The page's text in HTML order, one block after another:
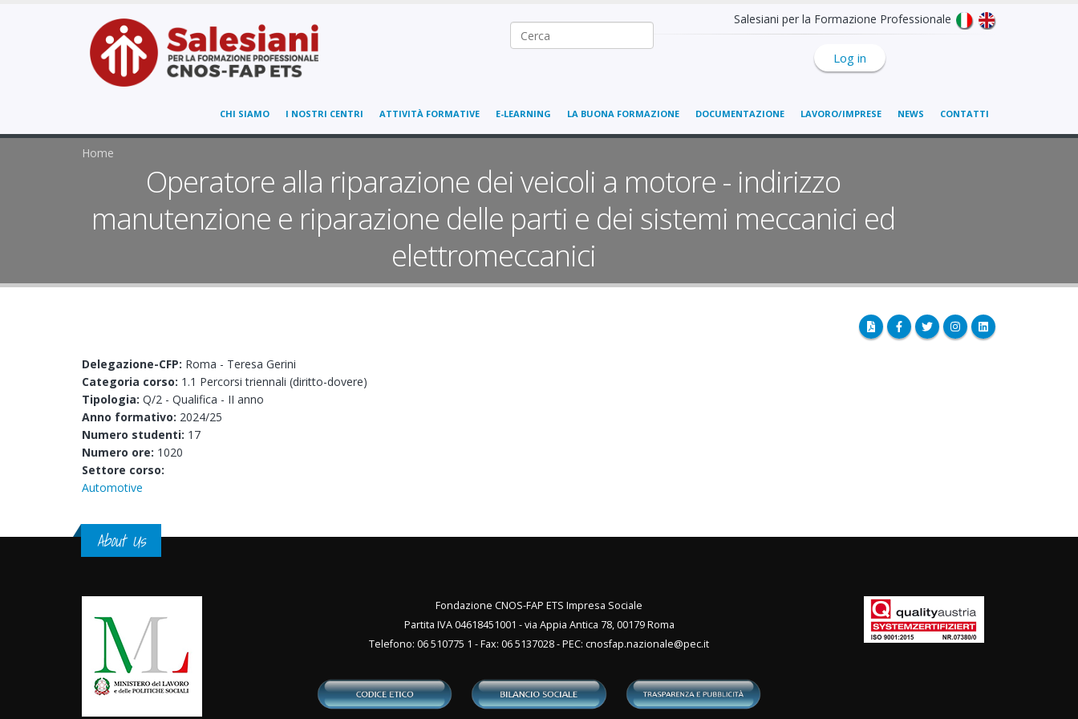
Salesiani per la Formazione Professionale
Log in
Ricerca nel sito
CHI SIAMO I NOSTRI CENTRI ATTIVITÀ FORMATIVE E-LEARNING LA BUONA FORMAZIONE DOCUMENTAZIONE LAVORO/IMPRESE NEWS CONTATTI
Home
Operatore alla riparazione dei veicoli a motore - indirizzo
manutenzione e riparazione delle parti e dei sistemi meccanici ed
elettromeccanici
Delegazione-CFP: Roma - Teresa Gerini
Categoria corso: 1.1 Percorsi triennali (diritto-dovere)
Tipologia: Q/2 - Qualifica - II anno
Anno formativo: 2024/25
Numero studenti: 17
Numero ore: 1020
Settore corso:
Automotive
About Us
Fondazione CNOS-FAP ETS Impresa Sociale
Partita IVA 04618451001 - via Appia Antica 78, 00179 Roma
Telefono: 06 510775 1 - Fax: 06 5137028 - PEC: cnosfap.nazionale@pec.it